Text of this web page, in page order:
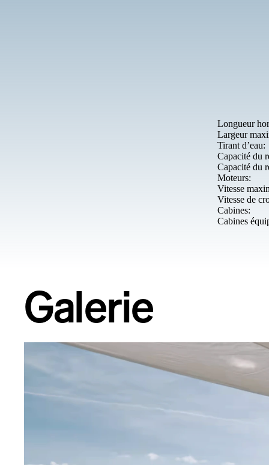
Longueur
Largeur
Tirant d’eau:
Capacité du
Capacité du
Moteurs:
Vitesse
Vitesse de
Cabines:
Cabines
Galerie